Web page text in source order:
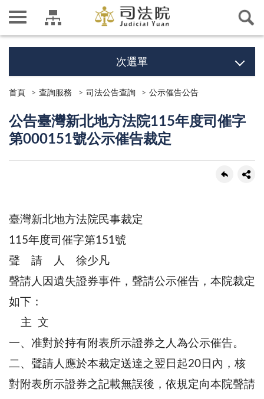
次選單
首頁 查詢服務 司法公告查詢 公示催告公告
公告臺灣新北地方法院115年度司催字
第000151號公示催告裁定
臺灣新北地方法院民事裁定
115年度司催字第151號
聲 請 人 徐少凡
聲請人因遺失證券事件，聲請公示催告，本院裁定
如下：
主 文
一、准對於持有附表所示證券之人為公示催告。
二、聲請人應於本裁定送達之翌日起20日內，核
對附表所示證券之記載無誤後，依規定向本院聲請